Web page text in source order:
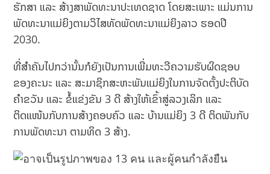
ຮັກສາ ແລະ ສ້າງສາພັດທະນາປະເທດຊາດ ໂດຍສະເພາະ ແມ່ນການ
ພັດທະນາແມ່ຍິງຕາມວິໄສທັດພັດທະນາແມ່ຍິງລາວ ຮອດປີ
2030.
ທີ່ສຳຄັນໄປກວ່ານັ້ນກໍຍັງເປັນການເພີ່ມທະວີຄວາມຮັບຜິດຊອບ
ຂອງຄະນະ ແລະ ສະມາຊິກສະຫະພັນແມ່ຍິງໃນການຈັດຕັ້ງປະຕິບັດ
ຄຳຂວັນ ແລະ ຂໍ້ແຂ່ງຂັນ 3 ດີ ສ້າງໃຫ້ເຂົ້າສູ່ລວງເລິກ ແລະ
ຕິດແໜ້ນກັບການສ້າງຄອບຄົວ ແລະ ບ້ານແມ່ຍິງ 3 ດີ ຕິດພັນກັບ
ການພັດທະນາ ຕາມທິດ 3 ສ້າງ.